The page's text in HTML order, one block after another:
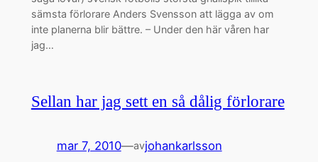
sämsta förlorare Anders Svensson att lägga av om
inte planerna blir bättre. – Under den här våren har
jag…
Sellan har jag sett en så dålig förlorare
mar 7, 2010—avjohankarlsson